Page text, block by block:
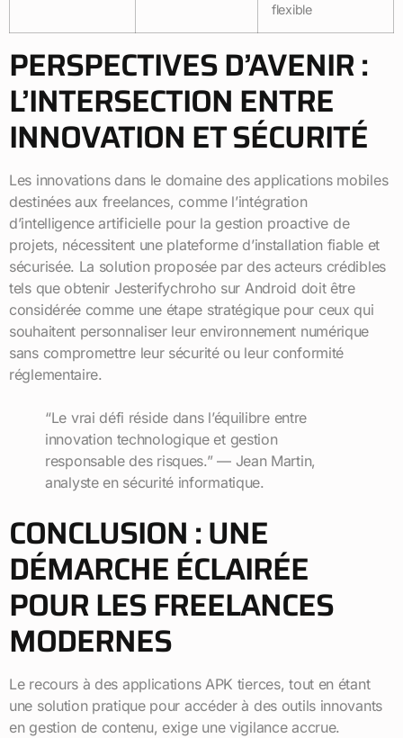
flexible
PERSPECTIVES D’AVENIR :
L’INTERSECTION ENTRE
INNOVATION ET SÉCURITÉ
Les innovations dans le domaine des applications mobiles
destinées aux freelances, comme l’intégration
d’intelligence artificielle pour la gestion proactive de
projets, nécessitent une plateforme d’installation fiable et
sécurisée. La solution proposée par des acteurs crédibles
tels que obtenir Jesterifychroho sur Android doit être
considérée comme une étape stratégique pour ceux qui
souhaitent personnaliser leur environnement numérique
sans compromettre leur sécurité ou leur conformité
réglementaire.
“Le vrai défi réside dans l’équilibre entre
innovation technologique et gestion
responsable des risques.” — Jean Martin,
analyste en sécurité informatique.
CONCLUSION : UNE
DÉMARCHE ÉCLAIRÉE
POUR LES FREELANCES
MODERNES
Le recours à des applications APK tierces, tout en étant
une solution pratique pour accéder à des outils innovants
en gestion de contenu, exige une vigilance accrue.